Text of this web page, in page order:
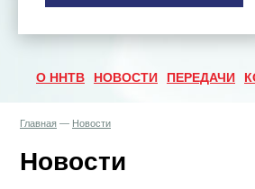
О ННТВ НОВОСТИ ПЕРЕДАЧИ
Главная — Новости
Новости